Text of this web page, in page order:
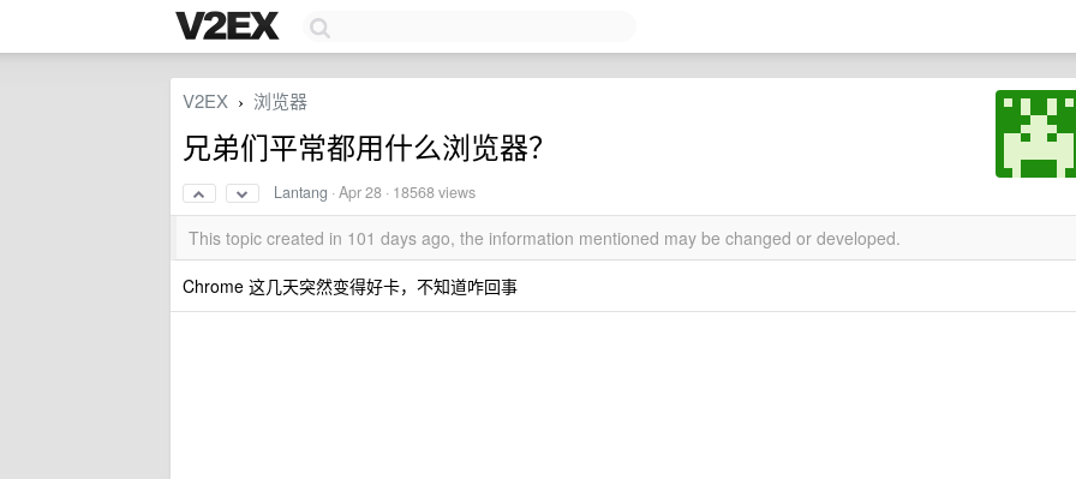
V2EX › 浏览器
兄弟们平常都用什么浏览器？
Lantang ·Apr 28 · 18568 views
This topic created in 101 days ago, the information mentioned may be changed or developed.
Chrome 这几天突然变得好卡，不知道咋回事